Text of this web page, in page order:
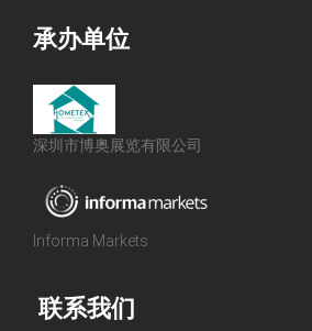
承办单位
深圳市博奥展览有限公司
Informa Markets
联系我们